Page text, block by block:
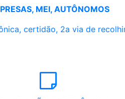
MEI, AUTÔNOMOS
certidão, 2a via de